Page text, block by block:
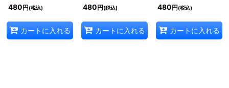
480 円 (税込)
カートに入れる
480 円 (税込)
カートに入れる
480 円 (税込)
カートに入れる